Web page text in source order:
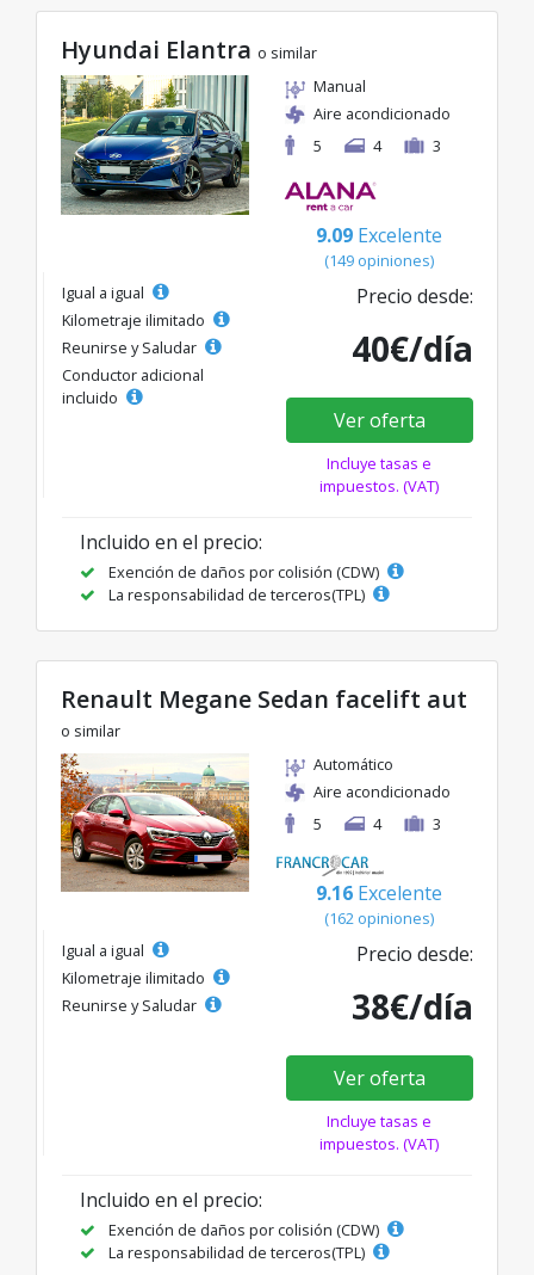
Hyundai Elantra o similar
Manual
Aire acondicionado
5
4 3
9.09 Excelente
(149 opiniones)
Igual a igual
Kilometraje ilimitado
Reunirse y Saludar
Conductor adicional
incluido
Precio desde:
40€/día
Ver oferta
Incluye tasas e
impuestos. (VAT)
Incluido en el precio:
Exención de daños por colisión (CDW)
La responsabilidad de terceros(TPL)
Renault Megane Sedan facelift aut
o similar
Automático
Aire acondicionado
5
4 3
9.16 Excelente
(162 opiniones)
Igual a igual
Kilometraje ilimitado
Reunirse y Saludar
Precio desde:
38€/día
Ver oferta
Incluye tasas e
impuestos. (VAT)
Incluido en el precio:
Exención de daños por colisión (CDW)
La responsabilidad de terceros(TPL)